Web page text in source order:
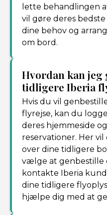
lette behandlingen
vil gøre deres
dine behov og
om bord.
Hvordan kan jeg
tidligere Iberia
Hvis du vil
flyrejse, kan du
deres hjemmeside
reservationer. Her
over dine tidligere
vælge at genbestille
kontakte Iberia
dine tidligere
hjælpe dig med at